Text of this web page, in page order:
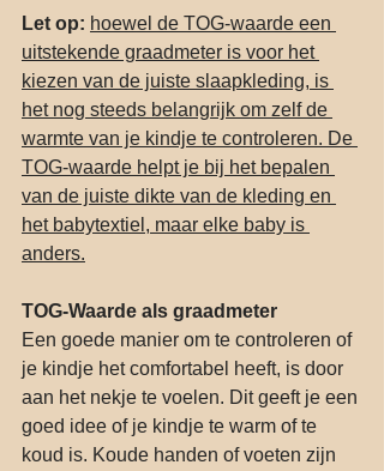
Let op: hoewel de TOG-waarde een
uitstekende graadmeter is voor het
kiezen van de juiste slaapkleding, is
het nog steeds belangrijk om zelf de
warmte van je kindje te controleren. De
TOG-waarde helpt je bij het bepalen
van de juiste dikte van de kleding en
het babytextiel, maar elke baby is
anders.
TOG-Waarde als graadmeter
Een goede manier om te controleren of
je kindje het comfortabel heeft, is door
aan het nekje te voelen. Dit geeft je een
goed idee of je kindje te warm of te
koud is. Koude handen of voeten zijn